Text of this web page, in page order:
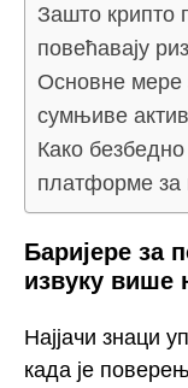
Зашто крипто
повећавају
Основне мере
сумњиве
Како
платформе за
Баријере за
извуку више
Најјачи знаци
када је